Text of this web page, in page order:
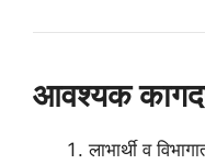
आवश्यक
लाभार्थी व